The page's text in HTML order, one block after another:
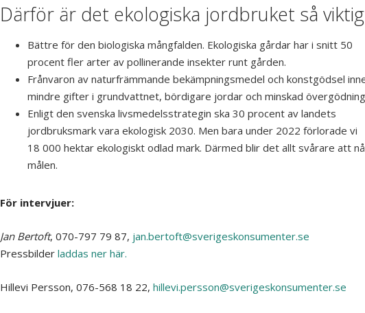
Därför är det ekologiska jordbruket så
Bättre för den biologiska mångfalden. Ekologiska gårdar har i snitt 50
procent fler arter av pollinerande insekter runt gården.
Frånvaron av naturfrämmande bekämpningsmedel och konstgödsel
mindre gifter i grundvattnet, bördigare jordar och minskad
Enligt den svenska livsmedelsstrategin ska 30 procent av landets
jordbruksmark vara ekologisk 2030. Men bara under 2022 förlorade vi
18 000 hektar ekologiskt odlad mark. Därmed blir det allt svårare att nå
målen.
För intervjuer:
Jan Bertoft, 070-797 79 87, jan.bertoft@sverigeskonsumenter.se
Pressbilder laddas ner här.
Hillevi Persson, 076-568 18 22, hillevi.persson@sverigeskonsumenter.se